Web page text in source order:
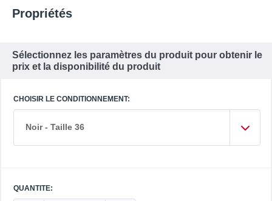
Propriétés
Sélectionnez les paramètres du produit pour obtenir le
prix et la disponibilité du produit
CHOISIR LE CONDITIONNEMENT:
Noir - Taille 36
QUANTITE: